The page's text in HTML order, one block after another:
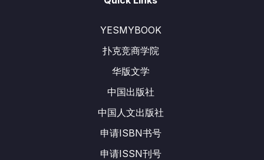
YESMYBOOK
扑克竞商学院
华版文学
中国出版社
中国人文出版社
申请ISBN书号
申请ISSN刊号